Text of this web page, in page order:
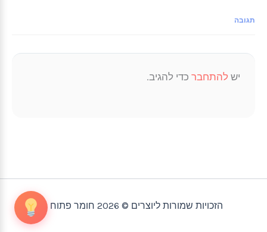
תגובה
יש להתחבר כדי להגיב.
הזכויות שמורות ליוצרים © 2026 חומר פתוח |